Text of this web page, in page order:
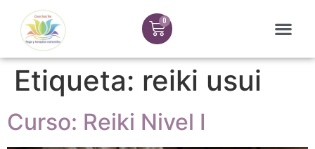
Etiqueta: reiki usui
Curso: Reiki Nivel I